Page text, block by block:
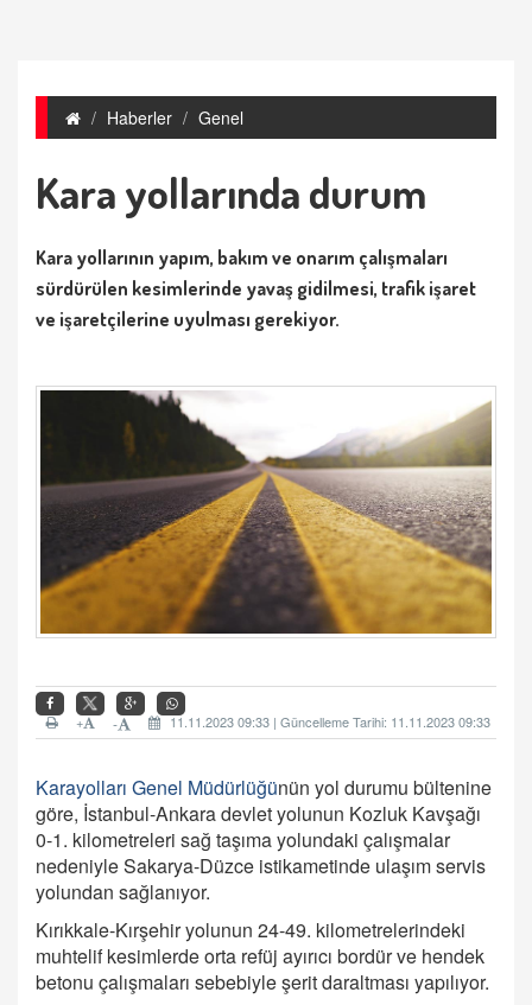
Haberler Genel
Kara yollarında durum
Kara yollarının yapım, bakım ve onarım çalışmaları
sürdürülen kesimlerinde yavaş gidilmesi, trafik işaret
ve işaretçilerine uyulması gerekiyor.
11.11.2023 09:33 | Güncelleme Tarihi: 11.11.2023 09:33
-
+
Karayolları Genel Müdürlüğünün yol durumu bültenine
göre, İstanbul-Ankara devlet yolunun Kozluk Kavşağı
0-1. kilometreleri sağ taşıma yolundaki çalışmalar
nedeniyle Sakarya-Düzce istikametinde ulaşım servis
yolundan sağlanıyor.
Kırıkkale-Kırşehir yolunun 24-49. kilometrelerindeki
muhtelif kesimlerde orta refüj ayırıcı bordür ve hendek
betonu çalışmaları sebebiyle şerit daraltması yapılıyor.